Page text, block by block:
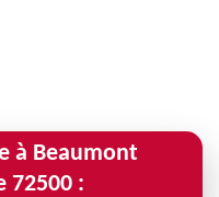
à Beaumont
72500 :